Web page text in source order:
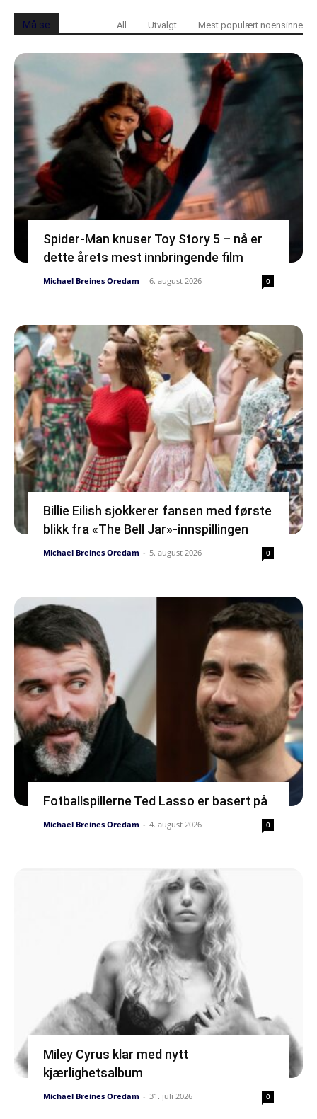
Må se All Utvalgt Mest populært noensinne
Spider-Man knuser Toy Story 5 – nå er
dette årets mest innbringende film
Michael Breines Oredam - 6. august 2026 0
Billie Eilish sjokkerer fansen med første
blikk fra «The Bell Jar»-innspillingen
Michael Breines Oredam - 5. august 2026 0
Fotballspillerne Ted Lasso er basert på
Michael Breines Oredam - 4. august 2026 0
Miley Cyrus klar med nytt
kjærlighetsalbum
Michael Breines Oredam - 31. juli 2026 0